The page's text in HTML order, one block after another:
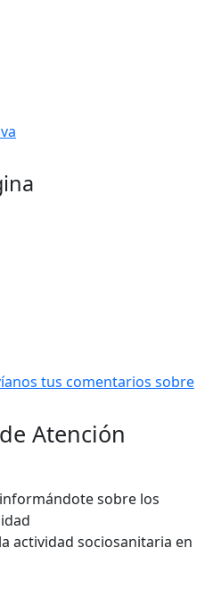
tus comentarios sobre
Atención
sobre los
actividad sociosanitaria en